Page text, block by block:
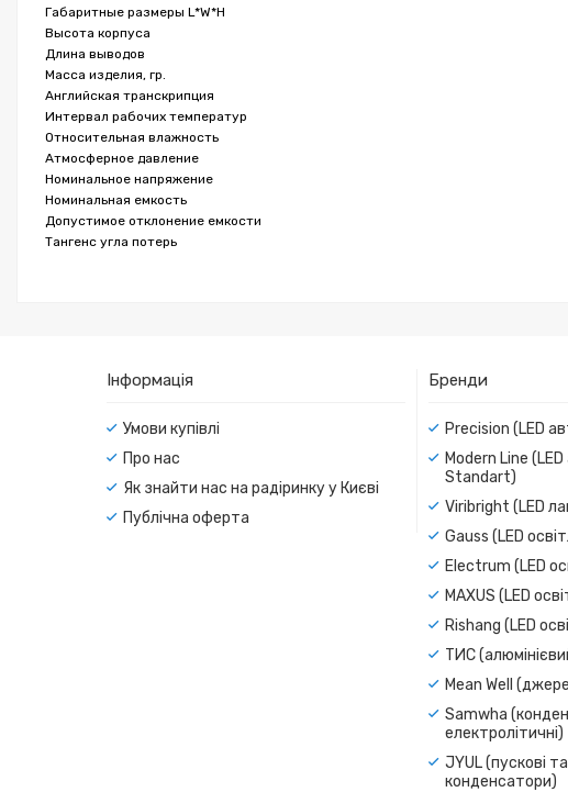
Габаритные размеры L*W*H
Высота корпуса
Длина выводов
Масса изделия, гр.
Английская транскрипция
Интервал рабочих температур
Относительная влажность
Атмосферное давление
Номинальное напряжение
Номинальная емкость
Допустимое отклонение емкости
Тангенс угла потерь
Інформація
Умови купівлі
Про нас
Як знайти нас на радіринку у Києві
Публічна оферта
Бренди
Precision (LED
Modern Line
Standart)
Viribright (LED
Gauss (LED
Electrum (LED
MAXUS (LED
Rishang (LED
ТИС
Mean Well
Samwha
електролітичні)
JYUL (пускові
конденсатори)